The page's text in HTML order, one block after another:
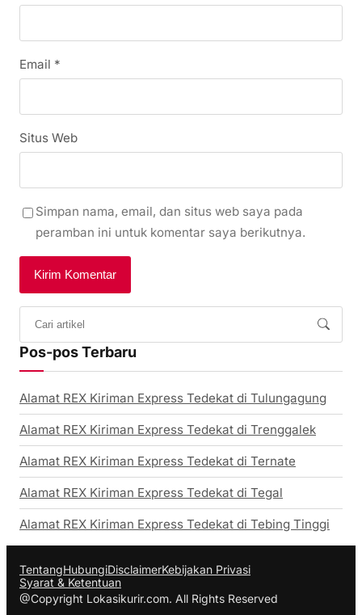
Email *
Situs Web
Simpan nama, email, dan situs web saya pada
peramban ini untuk komentar saya berikutnya.
Pos-pos Terbaru
Alamat REX Kiriman Express Tedekat di Tulungagung
Alamat REX Kiriman Express Tedekat di Trenggalek
Alamat REX Kiriman Express Tedekat di Ternate
Alamat REX Kiriman Express Tedekat di Tegal
Alamat REX Kiriman Express Tedekat di Tebing Tinggi
TentangHubungiDisclaimerKebijakan Privasi
Syarat & Ketentuan
@Copyright Lokasikurir.com. All Rights Reserved